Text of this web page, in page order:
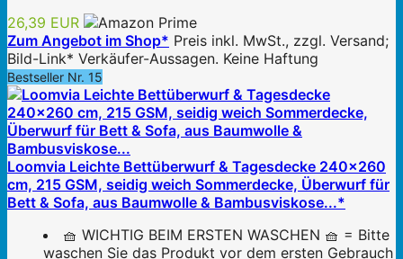
26,39 EUR
Zum Angebot im Shop* Preis inkl. MwSt., zzgl. Versand;
Bild-Link* Verkäufer-Aussagen. Keine Haftung
Bestseller Nr. 15
Loomvia Leichte Bettüberwurf & Tagesdecke 240x260
cm, 215 GSM, seidig weich Sommerdecke, Überwurf für
Bett & Sofa, aus Baumwolle & Bambusviskose...*
🧺 WICHTIG BEIM ERSTEN WASCHEN 🧺 = Bitte
waschen Sie das Produkt vor dem ersten Gebrauch